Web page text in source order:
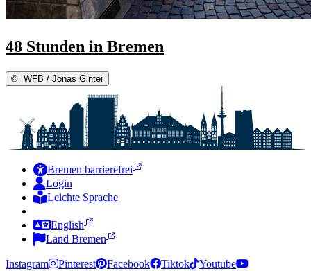
48 Stunden in Bremen
© WFB / Jonas Ginter
Bremen barrierefrei
Login
Leichte Sprache
English
Land Bremen
Instagram Pinterest Facebook Tiktok Youtube